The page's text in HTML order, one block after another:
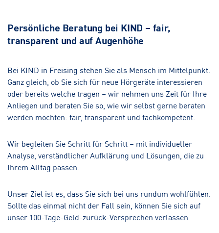
Persönliche Beratung bei KIND – fair,
transparent und auf Augenhöhe
Bei KIND in Freising stehen Sie als Mensch im Mittelpunkt.
Ganz gleich, ob Sie sich für neue Hörgeräte interessieren
oder bereits welche tragen – wir nehmen uns Zeit für Ihre
Anliegen und beraten Sie so, wie wir selbst gerne beraten
werden möchten: fair, transparent und fachkompetent.
Wir begleiten Sie Schritt für Schritt – mit individueller
Analyse, verständlicher Aufklärung und Lösungen, die zu
Ihrem Alltag passen.
Unser Ziel ist es, dass Sie sich bei uns rundum wohlfühlen.
Sollte das einmal nicht der Fall sein, können Sie sich auf
unser 100-Tage-Geld-zurück-Versprechen verlassen.